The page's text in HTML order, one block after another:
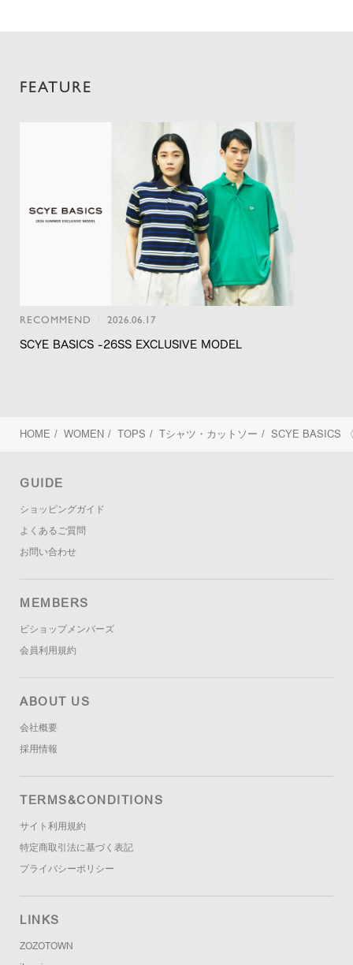
FEATURE
RECOMMEND 2026.06.17
SCYE BASICS -26SS EXCLUSIVE MODEL
HOME / WOMEN / TOPS / Tシャツ・カットソー / SCYE BASICS
GUIDE
ショッピングガイド
よくあるご質問
お問い合わせ
MEMBERS
ビショップメンバーズ
会員利用規約
ABOUT US
会社概要
採用情報
TERMS&CONDITIONS
サイト利用規約
特定商取引法に基づく表記
プライバシーポリシー
LINKS
ZOZOTOWN